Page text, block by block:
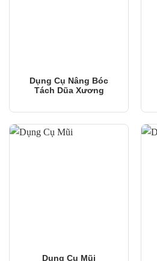
Dụng Cụ Nâng Bóc
Tách Dũa Xương
Dụng Cụ Mũi